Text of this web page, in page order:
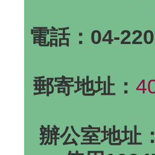
電話：04-
郵寄地址：
辦公室地址